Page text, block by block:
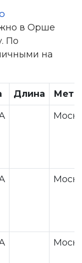
в Орше
По
на
Длина